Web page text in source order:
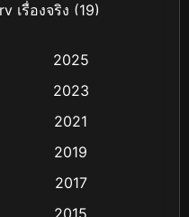
เรื่องจริง (19)
ง (16)
สิก (25)
2025
2023
2021
2019
2017